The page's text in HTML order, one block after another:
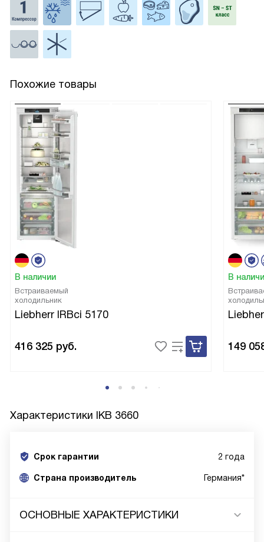
Похожие товары
В наличии
Встраиваемый
холодильник
Liebherr IRBci 5170
416 325 руб.
В
149
Характеристики IKB 3660
Срок гарантии 2 года
Cтрана производитель Германия*
ОСНОВНЫЕ ХАРАКТЕРИСТИКИ